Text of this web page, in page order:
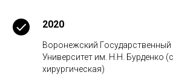
2020
Воронежский
Университет им. Н.Н. Бурденко
хирургическая)